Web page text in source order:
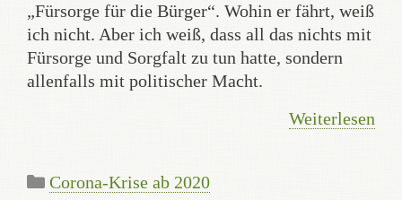
„Fürsorge für die Bürger“. Wohin er fährt, weiß
ich nicht. Aber ich weiß, dass all das nichts mit
Fürsorge und Sorgfalt zu tun hatte, sondern
allenfalls mit politischer Macht.
Weiterlesen
Kategorien
Corona-Krise ab 2020